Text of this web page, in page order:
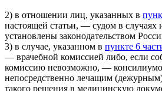
2) в отношении лиц, указанных в
настоящей статьи, — судом в случаях
установлены законодательством
3) в случае, указанном в пункте 6
— врачебной комиссией либо, если
комиссию невозможно, —
непосредственно лечащим
такого решения в медицинскую